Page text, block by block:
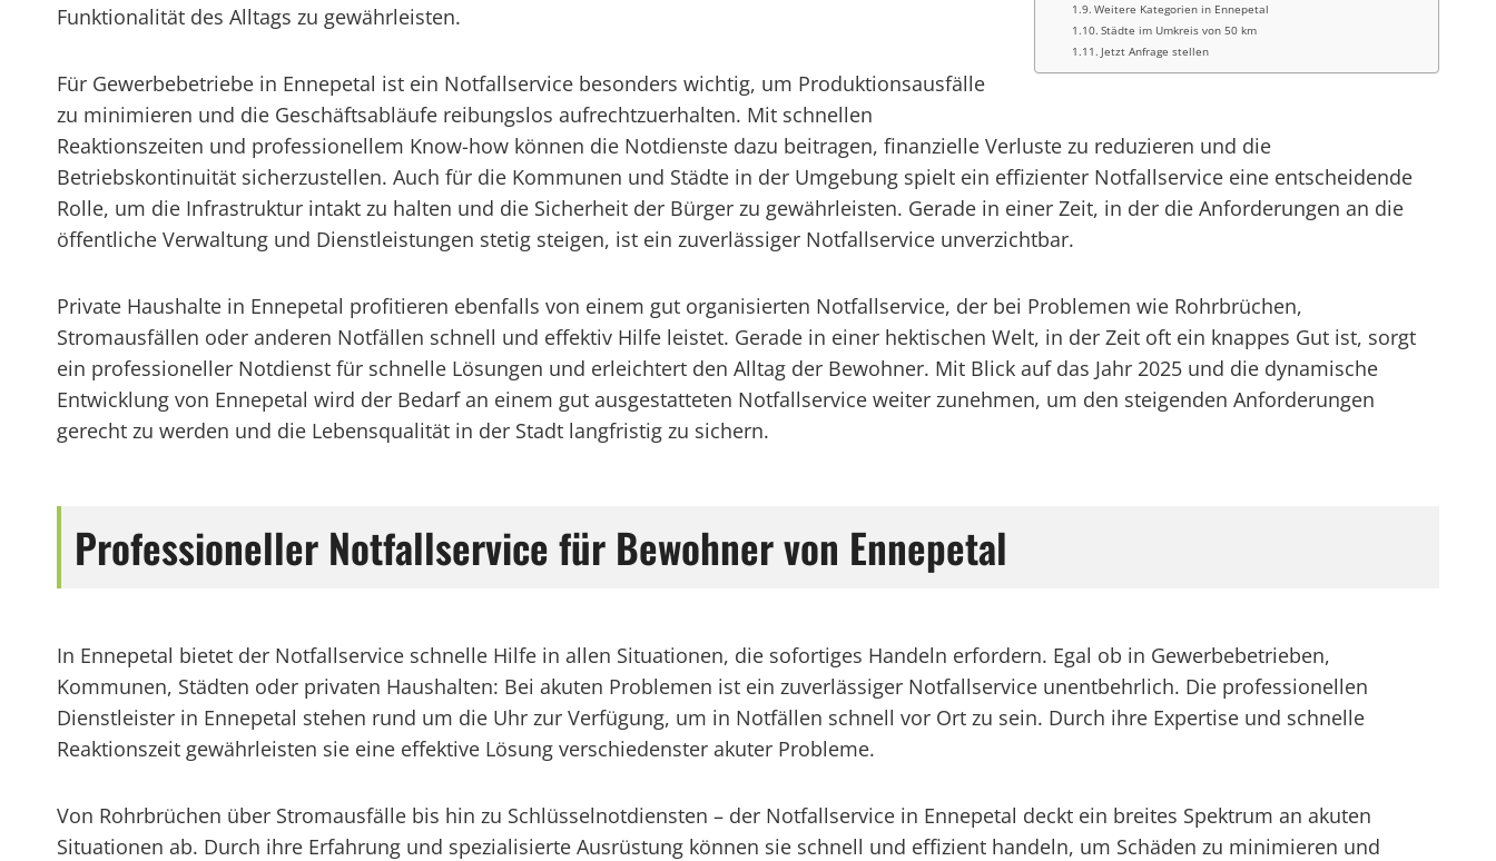
Weitere Kategorien in Ennepetal
Städte im Umkreis von 50 km
Jetzt Anfrage stellen
Funktionalität des Alltags zu gewährleisten.
Für Gewerbebetriebe in Ennepetal ist ein Notfallservice besonders wichtig, um Produktionsausfälle
zu minimieren und die Geschäftsabläufe reibungslos aufrechtzuerhalten. Mit schnellen
Reaktionszeiten und professionellem Know-how können die Notdienste dazu beitragen, finanzielle Verluste zu reduzieren und die
Betriebskontinuität sicherzustellen. Auch für die Kommunen und Städte in der Umgebung spielt ein effizienter Notfallservice eine entscheidende
Rolle, um die Infrastruktur intakt zu halten und die Sicherheit der Bürger zu gewährleisten. Gerade in einer Zeit, in der die Anforderungen an die
öffentliche Verwaltung und Dienstleistungen stetig steigen, ist ein zuverlässiger Notfallservice unverzichtbar.
Private Haushalte in Ennepetal profitieren ebenfalls von einem gut organisierten Notfallservice, der bei Problemen wie Rohrbrüchen,
Stromausfällen oder anderen Notfällen schnell und effektiv Hilfe leistet. Gerade in einer hektischen Welt, in der Zeit oft ein knappes Gut ist, sorgt
ein professioneller Notdienst für schnelle Lösungen und erleichtert den Alltag der Bewohner. Mit Blick auf das Jahr 2025 und die dynamische
Entwicklung von Ennepetal wird der Bedarf an einem gut ausgestatteten Notfallservice weiter zunehmen, um den steigenden Anforderungen
gerecht zu werden und die Lebensqualität in der Stadt langfristig zu sichern.
Professioneller Notfallservice für Bewohner von Ennepetal
In Ennepetal bietet der Notfallservice schnelle Hilfe in allen Situationen, die sofortiges Handeln erfordern. Egal ob in Gewerbebetrieben,
Kommunen, Städten oder privaten Haushalten: Bei akuten Problemen ist ein zuverlässiger Notfallservice unentbehrlich. Die professionellen
Dienstleister in Ennepetal stehen rund um die Uhr zur Verfügung, um in Notfällen schnell vor Ort zu sein. Durch ihre Expertise und schnelle
Reaktionszeit gewährleisten sie eine effektive Lösung verschiedenster akuter Probleme.
Von Rohrbrüchen über Stromausfälle bis hin zu Schlüsselnotdiensten – der Notfallservice in Ennepetal deckt ein breites Spektrum an akuten
Situationen ab. Durch ihre Erfahrung und spezialisierte Ausrüstung können sie schnell und effizient handeln, um Schäden zu minimieren und